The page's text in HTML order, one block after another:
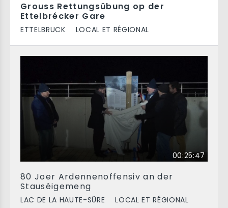
Grouss Rettungsübung op der
Ettelbrécker Gare
ETTELBRUCK LOCAL ET RÉGIONAL
00:25:47
80 Joer Ardennenoffensiv an der
Stauséigemeng
LAC DE LA HAUTE-SÛRE LOCAL ET RÉGIONAL